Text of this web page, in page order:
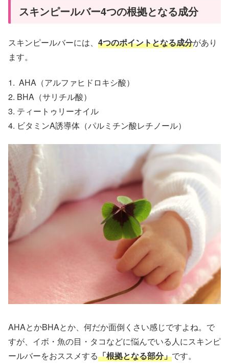
スキンピールバー4つの根拠となる成分
スキンピールバーには、 4つのポイントとなる成分があり
ます。
1. AHA（アルファヒドロキシ酸）
2. BHA（サリチル酸）
3. ティートゥリーオイル
4. ビタミンA誘導体（パルミチン酸レチノール）
AHAとかBHAとか、何だか面倒くさい感じですよね。で
すが、イボ・魚の目・タコなどに悩んでいる人にスキンピ
ールバーをおススメする「根拠となる部分」です。